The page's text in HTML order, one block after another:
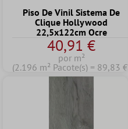
Piso De Vinil Sistema De
Clique Hollywood
22,5x122cm Ocre
40,91 €
por m²
(2.196 m² Pacote(s) = 89,83 €)